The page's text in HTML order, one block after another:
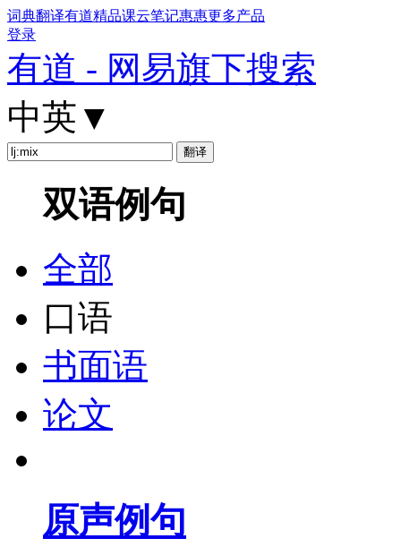
词典翻译有道精品课云笔记惠惠更多产品
登录
有道 - 网易旗下搜索
中英 ▼
双语例句
全部
口语
书面语
论文
原声例句